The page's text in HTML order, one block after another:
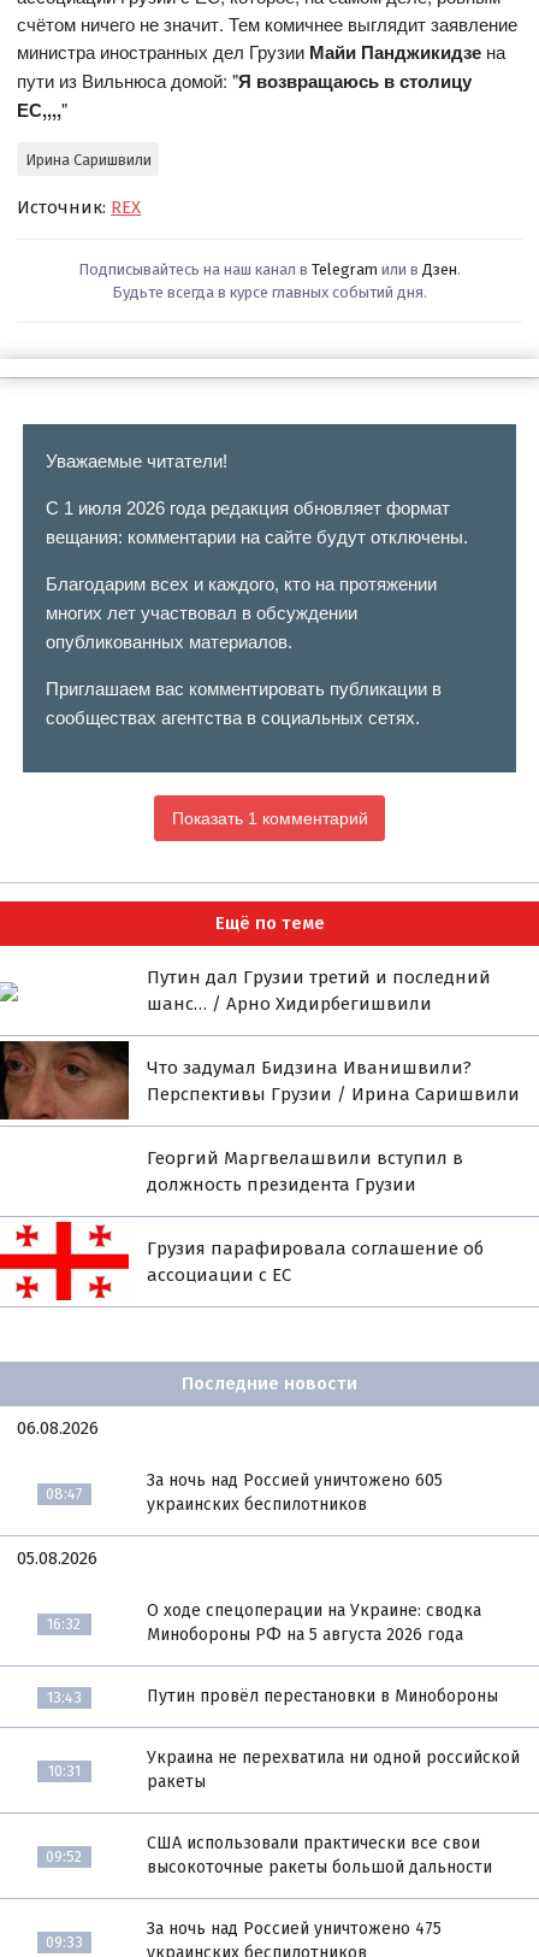
счётом ничего не значит. Тем комичнее выглядит заявление
министра иностранных дел Грузии Майи Панджикидзе на
пути из Вильнюса домой: "Я возвращаюсь в столицу
ЕС,,,,"
Ирина Саришвили
Источник: REX
Подписывайтесь на наш канал в Telegram или в Дзен.
Будьте всегда в курсе главных событий дня.
Уважаемые читатели!
С 1 июля 2026 года редакция обновляет формат
вещания: комментарии на сайте будут отключены.
Благодарим всех и каждого, кто на протяжении
многих лет участвовал в обсуждении
опубликованных материалов.
Приглашаем вас комментировать публикации в
сообществах агентства в социальных сетях.
Показать 1 комментарий
Ещё по теме
Путин дал Грузии третий и последний
шанс… / Арно Хидирбегишвили
Что задумал Бидзина Иванишвили?
Перспективы Грузии / Ирина Саришвили
Георгий Маргвелашвили вступил в
должность президента Грузии
Грузия парафировала соглашение об
ассоциации с ЕС
Последние новости
06.08.2026
08:47
За ночь над Россией уничтожено 605
украинских беспилотников
05.08.2026
16:32
О ходе спецоперации на Украине: сводка
Минобороны РФ на 5 августа 2026 года
13:43 Путин провёл перестановки в Минобороны
10:31
Украина не перехватила ни одной российской
ракеты
09:52
США использовали практически все свои
высокоточные ракеты большой дальности
09:33
За ночь над Россией уничтожено 475
украинских беспилотников